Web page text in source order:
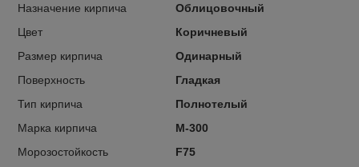
Назначение кирпича
Облицовочный
Цвет
Коричневый
Размер кирпича
Одинарный
Поверхность
Гладкая
Тип кирпича
Полнотелый
Марка кирпича
М-300
Морозостойкость
F75